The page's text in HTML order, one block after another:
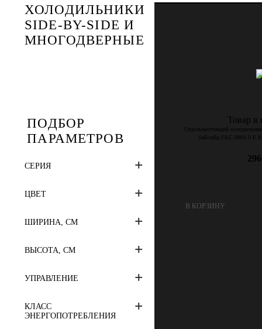
ХОЛОДИЛЬНИКИ
SIDE-BY-SIDE И
МНОГОДВЕРНЫЕ
ПОДБОР
ПАРАМЕТРОВ
СЕРИЯ
ЦВЕТ
ШИРИНА, СМ
ВЫСОТА, СМ
УПРАВЛЕНИЕ
КЛАСС
ЭНЕРГОПОТРЕБЛЕНИЯ
Товар
Отдельностоящий
бай-сайд FKG 9801.0 E
В КОРЗИНУ